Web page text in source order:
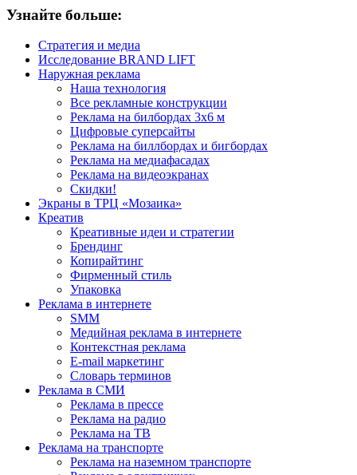
Узнайте больше:
Стратегия и медиа
Исследование BRAND LIFT
Наружная реклама
Наша технология
Все рекламные конструкции
Реклама на билбордах 3х6 м
Цифровые суперсайты
Реклама на биллбордах и бигбордах
Реклама на медиафасадах
Реклама на видеоэкранах
Скидки!
Экраны в ТРЦ «Мозаика»
Креатив
Креативные идеи и стратегии
Брендинг
Копирайтинг
Фирменный стиль
Упаковка
Реклама в интернете
SMM
Медийная реклама в интернете
Контекстная реклама
E-mail маркетинг
Словарь терминов
Реклама в СМИ
Реклама в прессе
Реклама на радио
Реклама на ТВ
Реклама на транспорте
Реклама на наземном транспорте